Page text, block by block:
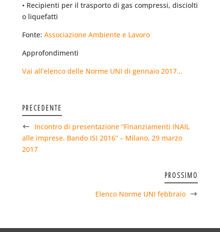
• Recipienti per il trasporto di gas compressi, disciolti
o liquefatti
Fonte: Associazione Ambiente e Lavoro
Approfondimenti
Vai all’elenco delle Norme UNI di gennaio 2017…
PRECEDENTE
Incontro di presentazione “Finanziamenti INAIL
alle imprese. Bando ISI 2016” – Milano, 29 marzo
2017
PROSSIMO
Elenco Norme UNI febbraio